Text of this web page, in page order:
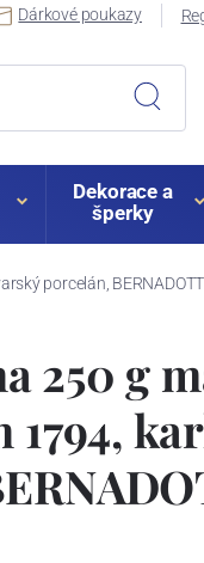
Dárkové poukazy
Dekorace a
šperky
porcelán,
250 g
1794,